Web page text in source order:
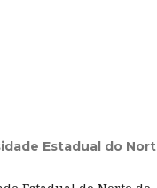
Estadual do